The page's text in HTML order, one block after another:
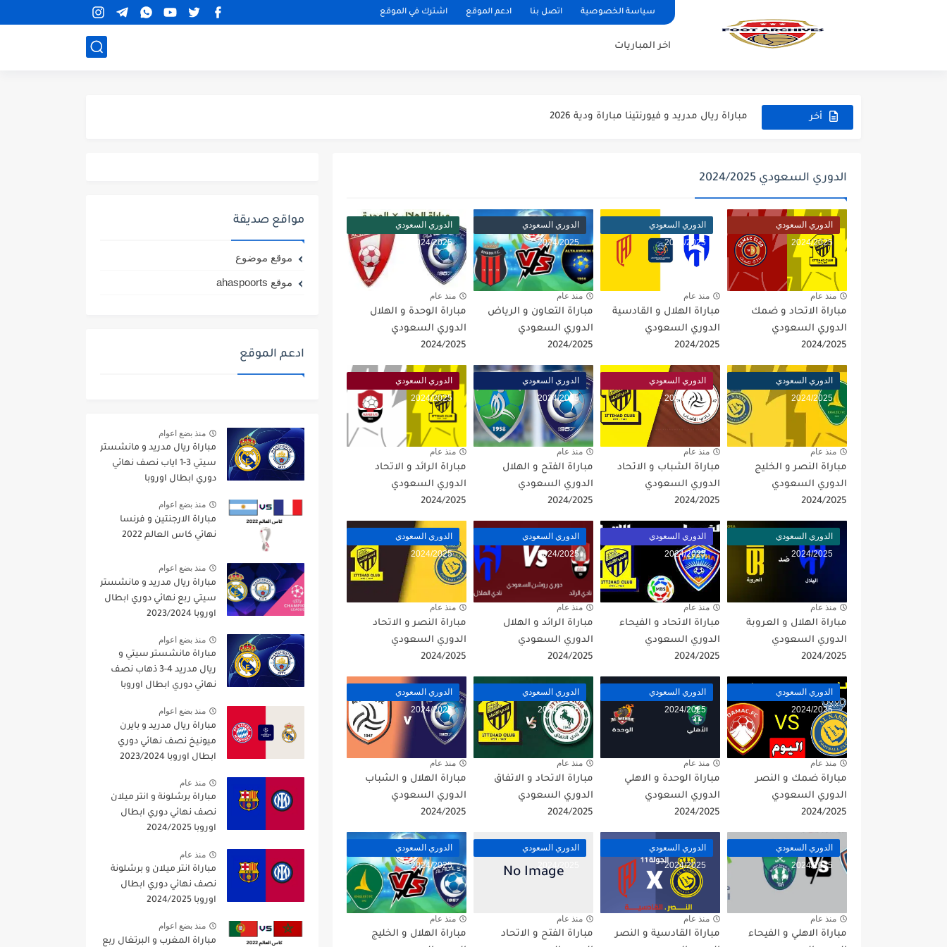
سياسة الخصوصية اتصل بنا ادعم الموقع اشترك في الموقع
اخر المباريات
أخر مباراة ريال مدريد و فيورنتينا مباراة ودية 2026
مباراة برشلونة و بيرمنغهام مباراة ودية 2026
مباراة تشيلسي و ويسترن سيدني مباراة ودية 2026
مباراة سيلتيك و ميلان مباراة ودية 2026
مباراة الارجنتين و اسبانيا نهائي كاس العالم 2026
مباراة انجلترا و فرنسا المركز الثالث كاس العالم 2026
مباراة الارجنتين و انجلترا نصف نهائي كاس العالم 2026
الدوري السعودي 2024/2025
الدوري السعودي
2024/2025
منذ عام
مباراة الاتحاد و ضمك
الدوري السعودي
2024/2025
الدوري السعودي
2024/2025
منذ عام
مباراة الهلال و القادسية
الدوري السعودي
2024/2025
الدوري السعودي
2024/2025
منذ عام
مباراة التعاون و الرياض
الدوري السعودي
2024/2025
الدوري السعودي
2024/2025
منذ عام
مباراة الوحدة و الهلال
الدوري السعودي
2024/2025
الدوري السعودي
2024/2025
منذ عام
مباراة النصر و الخليج
الدوري السعودي
2024/2025
الدوري السعودي
2024/2025
منذ عام
مباراة الشباب و الاتحاد
الدوري السعودي
2024/2025
الدوري السعودي
2024/2025
منذ عام
مباراة الفتح و الهلال
الدوري السعودي
2024/2025
الدوري السعودي
2024/2025
منذ عام
مباراة الرائد و الاتحاد
الدوري السعودي
2024/2025
الدوري السعودي
2024/2025
منذ عام
مباراة الهلال و العروبة
الدوري السعودي
2024/2025
الدوري السعودي
2024/2025
منذ عام
مباراة الاتحاد و الفيحاء
الدوري السعودي
2024/2025
الدوري السعودي
2024/2025
منذ عام
مباراة الرائد و الهلال
الدوري السعودي
2024/2025
الدوري السعودي
2024/2025
منذ عام
مباراة النصر و الاتحاد
الدوري السعودي
2024/2025
الدوري السعودي
2024/2025
منذ عام
مباراة ضمك و النصر
الدوري السعودي
2024/2025
الدوري السعودي
2024/2025
منذ عام
مباراة الوحدة و الاهلي
الدوري السعودي
2024/2025
الدوري السعودي
2024/2025
منذ عام
مباراة الاتحاد و الاتفاق
الدوري السعودي
2024/2025
الدوري السعودي
2024/2025
منذ عام
مباراة الهلال و الشباب
الدوري السعودي
2024/2025
الدوري السعودي
2024/2025
منذ عام
مباراة الاهلي و الفيحاء
الدوري السعودي
2024/2025
منذ عام
مباراة القادسية و النصر
الدوري السعودي
منذ عام
مباراة الفتح و الاتحاد
الدوري السعودي
2024/2025
منذ عام
مباراة الهلال و الخليج
مواقع صديقة
موقع موضوع
موقع ahaspoorts
ادعم الموقع
منذ بضع اعوام
مباراة ريال مدريد و مانشستر
سيتي 3-1 اياب نصف نهائي
دوري ابطال اوروبا
منذ بضع اعوام
مباراة الارجنتين و فرنسا
نهائي كاس العالم 2022
منذ بضع اعوام
مباراة ريال مدريد و مانشستر
سيتي ربع نهائي دوري ابطال
اوروبا 2023/2024
منذ بضع اعوام
مباراة مانشستر سيتي و
ريال مدريد 4-3 ذهاب نصف
نهائي دوري ابطال اوروبا
منذ بضع اعوام
مباراة ريال مدريد و بايرن
ميونيخ نصف نهائي دوري
ابطال اوروبا 2023/2024
منذ عام
مباراة برشلونة و انتر ميلان
نصف نهائي دوري ابطال
اوروبا 2024/2025
منذ عام
مباراة انتر ميلان و برشلونة
نصف نهائي دوري ابطال
اوروبا 2024/2025
منذ بضع اعوام
مباراة المغرب و البرتغال ربع